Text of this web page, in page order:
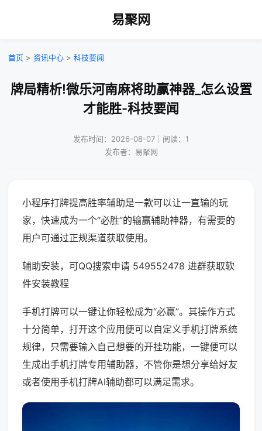
易聚网
首页 > 资讯中心 > 科技要闻
牌局精析!微乐河南麻将助赢神器_怎么设置
才能胜-科技要闻
发布时间：2026-08-07｜阅读：1
发布者：易聚网
小程序打牌提高胜率辅助是一款可以让一直输的玩
家，快速成为一个“必胜”的输赢辅助神器，有需要的
用户可通过正规渠道获取使用。
辅助安装，可QQ搜索申请 549552478 进群获取软
件安装教程
手机打牌可以一键让你轻松成为“必赢”。其操作方式
十分简单，打开这个应用便可以自定义手机打牌系统
规律，只需要输入自己想要的开挂功能，一键便可以
生成出手机打牌专用辅助器，不管你是想分享给好友
或者使用手机打牌AI辅助都可以满足需求。